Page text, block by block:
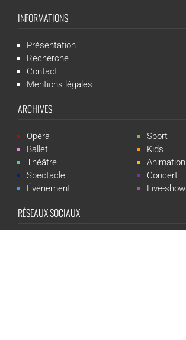
INFORMATIONS
Présentation
Recherche
Contact
Mentions légales
ARCHIVES
Opéra
Ballet
Théâtre
Spectacle
Événement
Sport
Kids
Animation
Concert
Live-show
RÉSEAUX SOCIAUX